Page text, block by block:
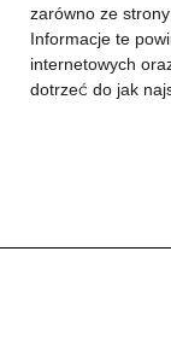
zarówno ze
Informacje te
internetowych
dotrzeć do jak